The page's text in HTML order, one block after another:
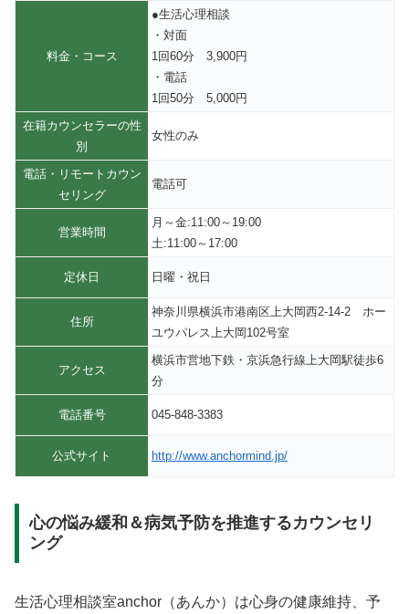
料金・コース
●生活心理相談
・対面
1回60分 3,900円
・電話
1回50分 5,000円
在籍カウンセラーの性
別
女性のみ
電話・リモートカウン
セリング
電話可
営業時間
月～金:11:00～19:00
土:11:00～17:00
定休日 日曜・祝日
住所
神奈川県横浜市港南区上大岡西2-14-2 ホー
ユウパレス上大岡102号室
アクセス
横浜市営地下鉄・京浜急行線上大岡駅徒歩6
分
電話番号 045-848-3383
公式サイト http://www.anchormind.jp/
心の悩み緩和＆病気予防を推進するカウンセリ
ング
生活心理相談室anchor（あんか）は心身の健康維持、予